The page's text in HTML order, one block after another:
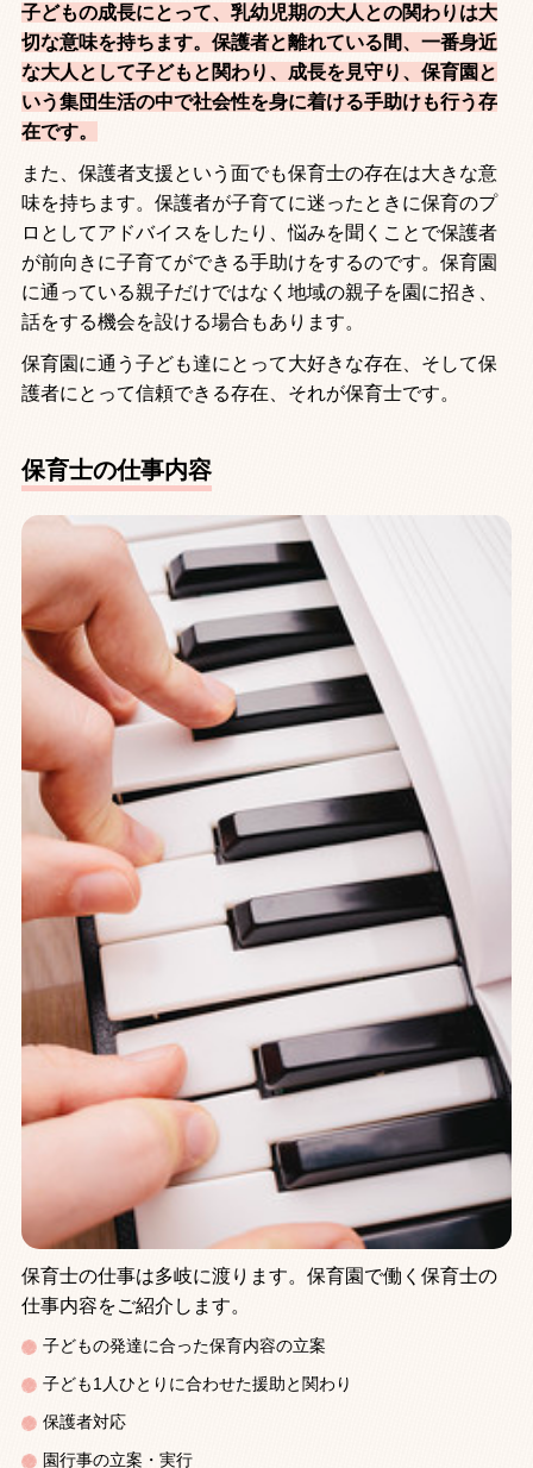
子どもの成長にとって、乳幼児期の大人との関わりは大
切な意味を持ちます。保護者と離れている間、一番身近
な大人として子どもと関わり、成長を見守り、保育園と
いう集団生活の中で社会性を身に着ける手助けも行う存
在です。
また、保護者支援という面でも保育士の存在は大きな意
味を持ちます。保護者が子育てに迷ったときに保育のプ
ロとしてアドバイスをしたり、悩みを聞くことで保護者
が前向きに子育てができる手助けをするのです。保育園
に通っている親子だけではなく地域の親子を園に招き、
話をする機会を設ける場合もあります。
保育園に通う子ども達にとって大好きな存在、そして保
護者にとって信頼できる存在、それが保育士です。
保育士の仕事内容
保育士の仕事は多岐に渡ります。保育園で働く保育士の
仕事内容をご紹介します。
子どもの発達に合った保育内容の立案
子ども1人ひとりに合わせた援助と関わり
保護者対応
園行事の立案・実行